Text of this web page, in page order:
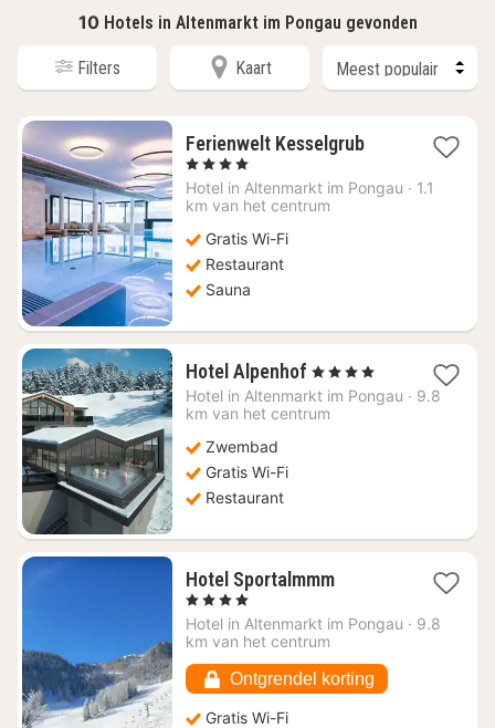
10 Hotels in Altenmarkt im Pongau gevonden
Filters Kaart
Ferienwelt Kesselgrub1
vanaf
, 4 Sterren
Hotel in Altenmarkt im Pongau · 1.1
km van het centrum
Gratis Wi-Fi
Restaurant
Sauna
Hotel Alpenhof 1
nacht
vanaf
, 4 Sterren
Hotel in Altenmarkt im Pongau · 9.8
km van het centrum
Zwembad
Gratis Wi-Fi
Restaurant
Hotel Sportalmmm1
vanaf
, 4 Sterren
Hotel in Altenmarkt im Pongau · 9.8
km van het centrum
Ontgrendel korting
Gratis Wi-Fi